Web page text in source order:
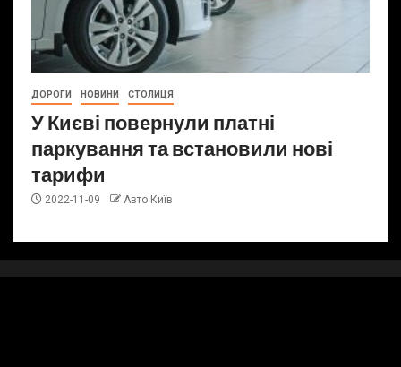
ДОРОГИ НОВИНИ СТОЛИЦЯ
У Києві повернули платні
паркування та встановили нові
тарифи
2022-11-09 Авто Київ